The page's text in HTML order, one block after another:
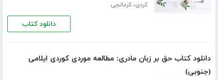
کردی،کرمانجی
دانلود کتاب
دانلود کتاب حق بر زبان مادری: مطالعه موردی کوردی ایلامی
(جنوبی)